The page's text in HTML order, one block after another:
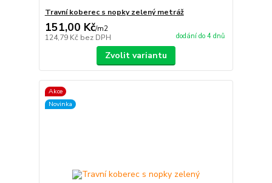
Travní koberec s nopky zelený metráž
151,00 Kč/m2
124,79 Kč bez DPH dodání do 4 dnů
Zvolit variantu
Akce
Novinka